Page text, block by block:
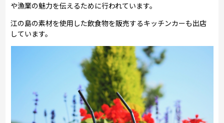
や漁業の魅力を伝えるために行われています。
江の島の素材を使用した飲食物を販売するキッチンカーも出店
しています。